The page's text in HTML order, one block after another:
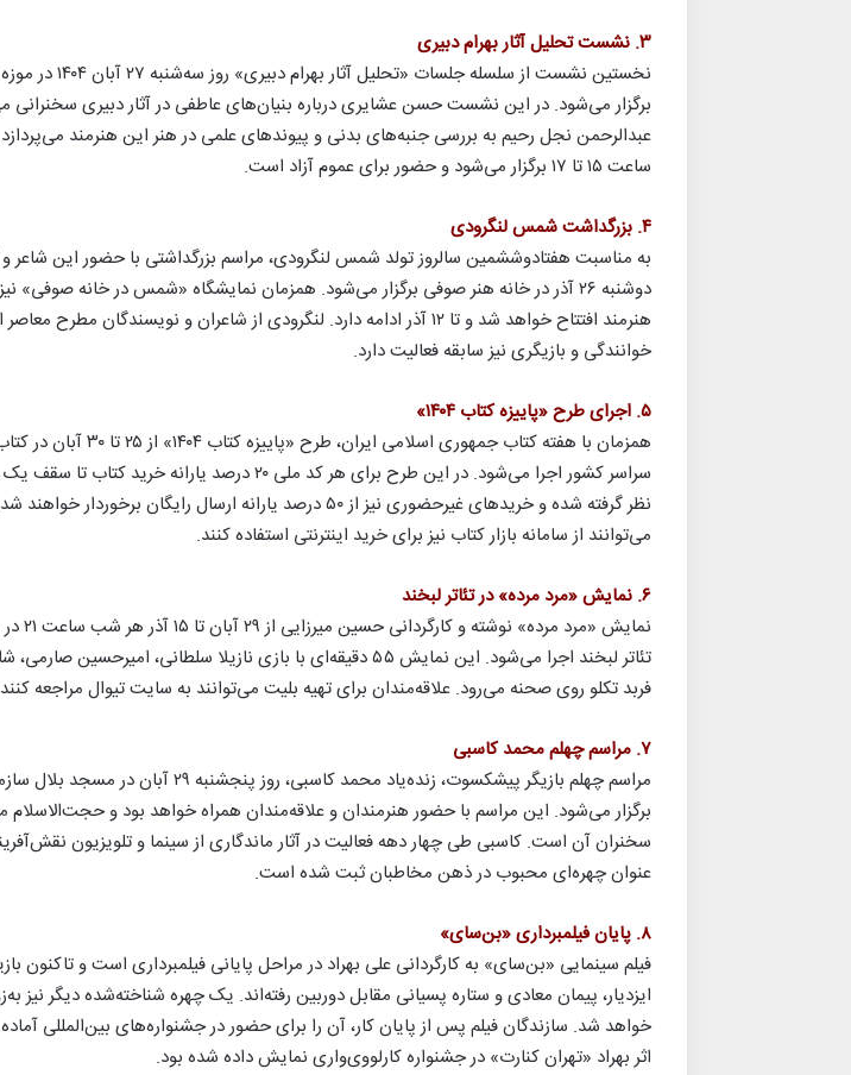
۳. نشست تحلیل آثار بهرام دبیری
نخستین نشست از سلسله جلسات
برگزار می‌شود. در این نشست حسن عشایری درباره بنیان‌های عاطفی در آثار دبیری سخنرانی
عبدالرحمن نجل رحیم به بررسی جنبه‌های بدنی و پیوندهای علمی در هنر این هنرمند می‌پردازد.
ساعت ۱۵ تا ۱۷ برگزار می‌شود و حضور برای عموم آزاد است.
۴. بزرگداشت شمس لنگرودی
به مناسبت هفتادوششمین سالروز تولد شمس لنگرودی، مراسم بزرگداشتی با حضور این شاعر
دوشنبه ۲۶ آذر در خانه هنر صوفی برگزار می‌شود. همزمان نمایشگاه «شمس در خانه صوفی»
هنرمند افتتاح خواهد شد و تا ۱۲ آذر ادامه دارد. لنگرودی از شاعران و نویسندگان
خوانندگی و بازیگری نیز سابقه فعالیت دارد.
۵. اجرای طرح «پاییزه کتاب ۱۴۰۴»
همزمان با هفته کتاب جمهوری اسلامی ایران،
سراسر کشور اجرا می‌شود. در این طرح برای هر کد ملی ۲۰ درصد یارانه
نظر گرفته شده و خریدهای غیرحضوری نیز از ۵۰ درصد یارانه ارسال رایگان
می‌توانند از سامانه بازار کتاب نیز برای خرید اینترنتی استفاده کنند.
۶. نمایش «مرد مرده» در تئاتر لبخند
نمایش
تئاتر لبخند اجرا می‌شود. این نمایش ۵۵ دقیقه‌ای با بازی نازیلا سلطانی،
فربد تکلو روی صحنه می‌رود. علاقه‌مندان برای تهیه بلیت می‌توانند به سایت تیوال مراجعه
۷. مراسم چهلم محمد کاسبی
مراسم چهلم بازیگر پیشکسوت، زنده‌یاد محمد کاسبی، روز
برگزار می‌شود. این مراسم با حضور هنرمندان و علاقه‌مندان همراه خواهد بود و
سخنران آن است. کاسبی طی چهار دهه فعالیت در آثار ماندگاری از سینما و تلویزیون
عنوان چهره‌ای محبوب در ذهن مخاطبان ثبت شده است.
۸. پایان فیلمبرداری «بن‌سای»
فیلم سینمایی «بن‌سای» به کارگردانی علی بهراد در مراحل پایانی فیلمبرداری است و تاکنون
ایزدیار، پیمان معادی و ستاره پسیانی مقابل دوربین رفته‌اند. یک چهره شناخته‌شده دیگر نیز
خواهد شد. سازندگان فیلم پس از پایان کار، آن را برای حضور در جشنواره‌های بین‌المللی
اثر بهراد «تهران کنارت» در جشنواره کارلووی‌واری نمایش داده شده بود.